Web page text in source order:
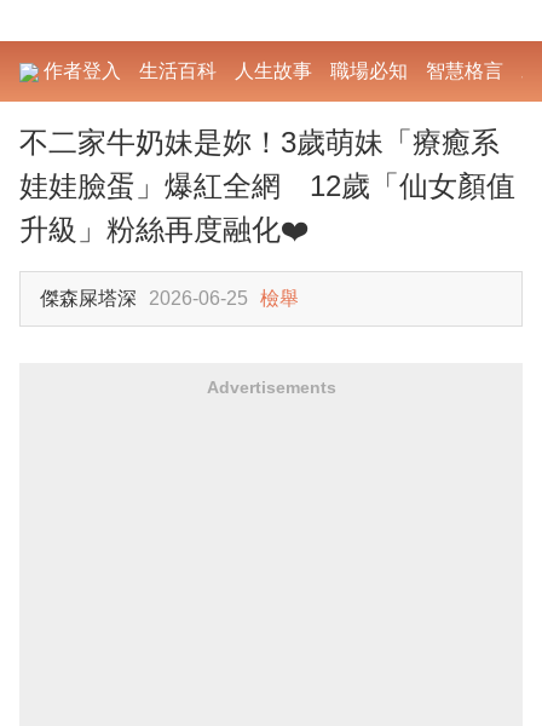
作者登入 生活百科 人生故事 職場必知 智慧格言
不二家牛奶妹是妳！3歲萌妹「療癒系
娃娃臉蛋」爆紅全網 12歲「仙女顏值
升級」粉絲再度融化❤️
傑森屎塔深 2026-06-25 檢舉
Advertisements